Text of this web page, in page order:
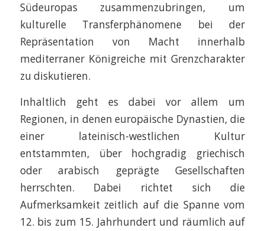
Südeuropas zusammenzubringen, um
kulturelle Transferphänomene bei der
Repräsentation von Macht innerhalb
mediterraner Königreiche mit Grenzcharakter
zu diskutieren.
Inhaltlich geht es dabei vor allem um
Regionen, in denen europäische Dynastien, die
einer lateinisch-westlichen Kultur
entstammten, über hochgradig griechisch
oder arabisch geprägte Gesellschaften
herrschten. Dabei richtet sich die
Aufmerksamkeit zeitlich auf die Spanne vom
12. bis zum 15. Jahrhundert und räumlich auf